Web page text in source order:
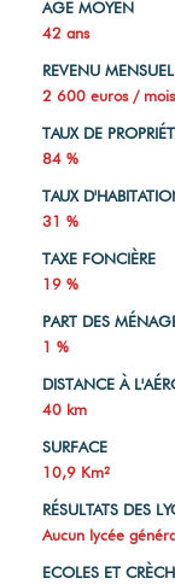
AGE MOYEN
42 ans
REVENU
2 600 euros / mois
TAUX DE
84 %
TAUX
31 %
TAXE FONCIÈRE
19 %
PART DES
1 %
DISTANCE À
40 km
SURFACE
10,9 Km²
RÉSULTATS DES
Aucun lycée
ECOLES ET